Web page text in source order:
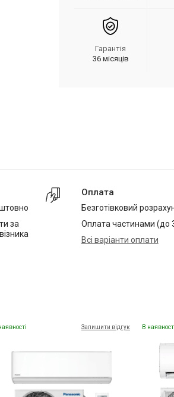
Гарантія
36 місяців
за
Оплата
Безготівковий
Оплата частинами (до
Всі варіанти оплати
Залишити відгук В